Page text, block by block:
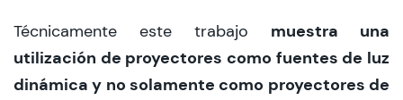
Técnicamente este trabajo muestra una
utilización de proyectores como fuentes de luz
dinámica y no solamente como proyectores de